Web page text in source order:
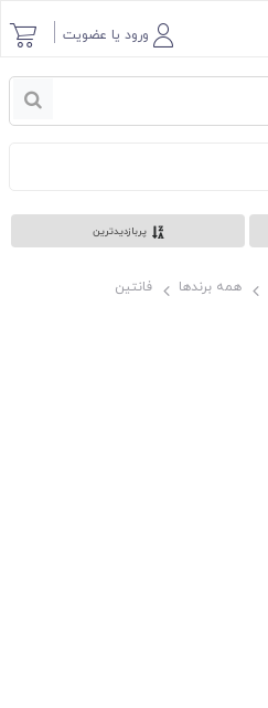
ورود یا عضویت
پربازدیدترین
همه برندها فانتین